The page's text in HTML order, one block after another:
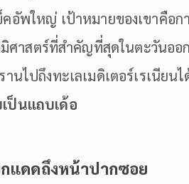
อัพใหญ่ เป้าหมายของเขาคือ
ศาสตร์ที่สำคัญที่สุดในตะวันออ
านไปถึงทะเลเมดิเตอร์เรเนีย
ป็นแถบเด้อ
แดดถึงหน้าปากซอย